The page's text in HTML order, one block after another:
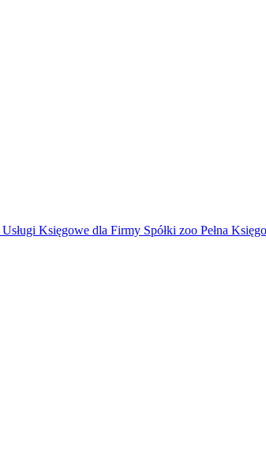
Księgowe dla Firmy Spółki zoo Pełna